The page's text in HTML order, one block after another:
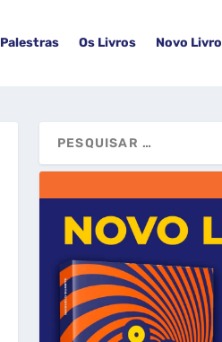
Palestras Os Livros Novo Livro